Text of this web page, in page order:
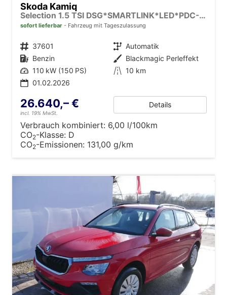
Skoda Kamiq
Selection 1.5 TSI DSG*SMARTLINK*LED*PDC-HI*TEMPOMAT*SHZ*KLIMA
sofort lieferbar Fahrzeug mit Tageszulassung
Fahrzeugnr. 37601 Getriebe Automatik
Kraftstoff Benzin Außenfarbe Blackmagic Perleffekt
Leistung 110 kW (150 PS) Kilometerstand 10 km
01.02.2026
26.640,– €
incl. 19% MwSt.
Details
Verbrauch kombiniert: 6,00 l/100km
CO2-Klasse: D
CO2-Emissionen: 131,00 g/km